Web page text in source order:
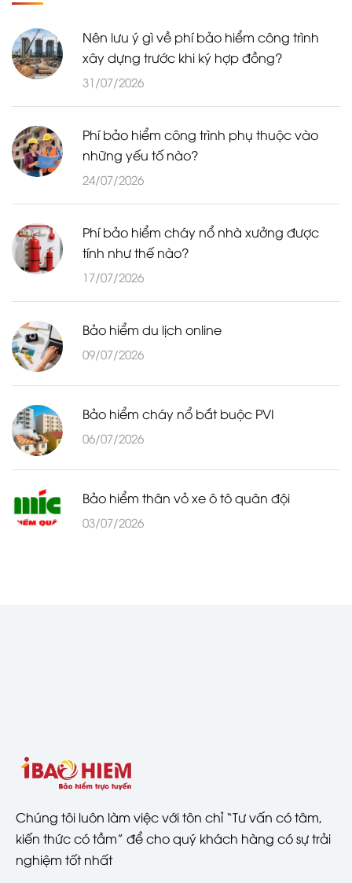
Nên lưu ý gì về phí bảo hiểm công trình
xây dựng trước khi ký hợp đồng?
31/07/2026
Phí bảo hiểm công trình phụ thuộc vào
những yếu tố nào?
24/07/2026
Phí bảo hiểm cháy nổ nhà xưởng được
tính như thế nào?
17/07/2026
Bảo hiểm du lịch online
09/07/2026
Bảo hiểm cháy nổ bắt buộc PVI
06/07/2026
Bảo hiểm thân vỏ xe ô tô quân đội
03/07/2026
Chúng tôi luôn làm việc với tôn chỉ “Tư vấn có tâm,
kiến thức có tầm” để cho quý khách hàng có sự trải
nghiệm tốt nhất